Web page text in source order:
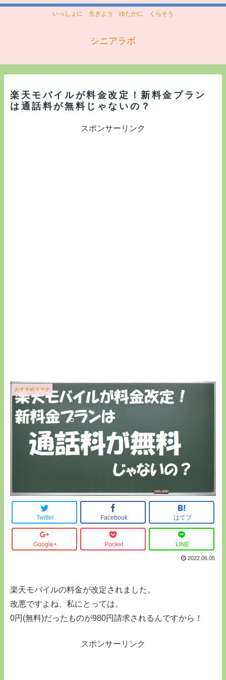
いっしょに 生きよう ゆたかに くらそう
シニアラボ
楽天モバイルが料金改定！新料金プラン
は通話料が無料じゃないの？
スポンサーリンク
おすすめスマホ
Twitter Facebook はてブ
Google+ Pocket LINE
2022.06.05
楽天モバイルの料金が改定されました。
改悪ですよね、私にとっては。
0円(無料)だったものが980円請求されるんですから！
スポンサーリンク